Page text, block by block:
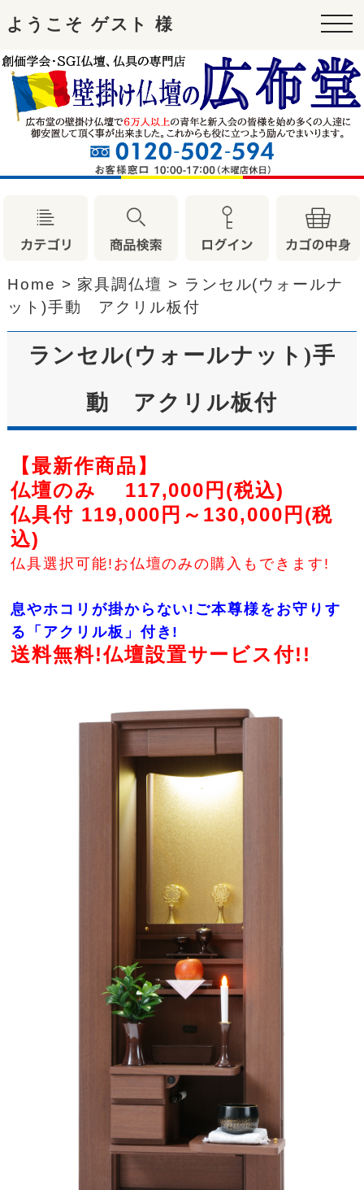
ようこそ ゲスト 様
Home > 家具調仏壇 > ランセル(ウォールナ
ット)手動 アクリル板付
ランセル(ウォールナット)手
動 アクリル板付
【最新作商品】
仏壇のみ 117,000円(税込)
仏具付 119,000円～130,000円(税
込)
仏具選択可能!お仏壇のみの購入もできます!
息やホコリが掛からない!ご本尊様をお守りす
る「アクリル板」付き!
送料無料!仏壇設置サービス付!!